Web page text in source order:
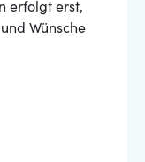
erfolgt erst,
Wünsche